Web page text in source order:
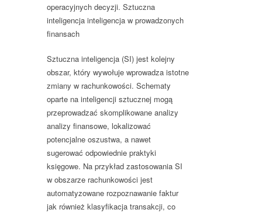
operacyjnych decyzji. Sztuczna
inteligencja inteligencja w prowadzonych
finansach
Sztuczna inteligencja (SI) jest kolejny
obszar, który wywołuje wprowadza istotne
zmiany w rachunkowości. Schematy
oparte na inteligencji sztucznej mogą
przeprowadzać skomplikowane analizy
analizy finansowe, lokalizować
potencjalne oszustwa, a nawet
sugerować odpowiednie praktyki
księgowe. Na przykład zastosowania SI
w obszarze rachunkowości jest
automatyzowane rozpoznawanie faktur
jak również klasyfikacja transakcji, co